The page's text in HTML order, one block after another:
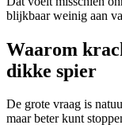
blijkbaar weinig aan
Waarom
dikke spier
De grote vraag is
maar beter kunt